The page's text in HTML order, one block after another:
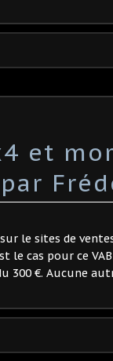
et
le sites de
le cas pour ce
300 €. Aucune